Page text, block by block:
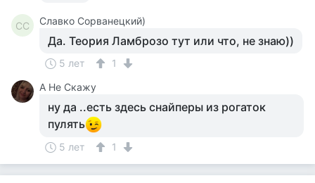
СС Славко Сорванецкий)
Да. Теория Ламброзо тут или что, не знаю))
5 лет
1
А Не Скажу
ну да ..есть здесь снайперы из рогаток
пулять
5 лет 1